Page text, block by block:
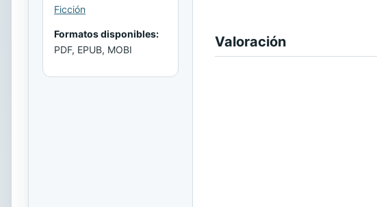
Ficción
Formatos disponibles:
PDF, EPUB, MOBI
Valoración